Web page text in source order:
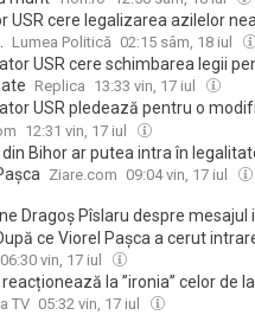
USR cere legalizarea azilelor
Lumea Politică 02:15 sâm, 18 iul
USR cere schimbarea legii
Replica 13:33 vin, 17 iul
USR pledează pentru o
azilelor ilegale ale lui Victor
12:31 vin, 17 iul
Bihor ar putea intra în
Ziare.com 09:04 vin, 17 iul
Dragoş Pîslaru despre mesajul
ce Viorel Pașca a cerut
lor în case protejate.
06:30 vin, 17 iul
la ”ironia” celor de
viaţa a peste 400 de oameni”
TV 05:32 vin, 17 iul